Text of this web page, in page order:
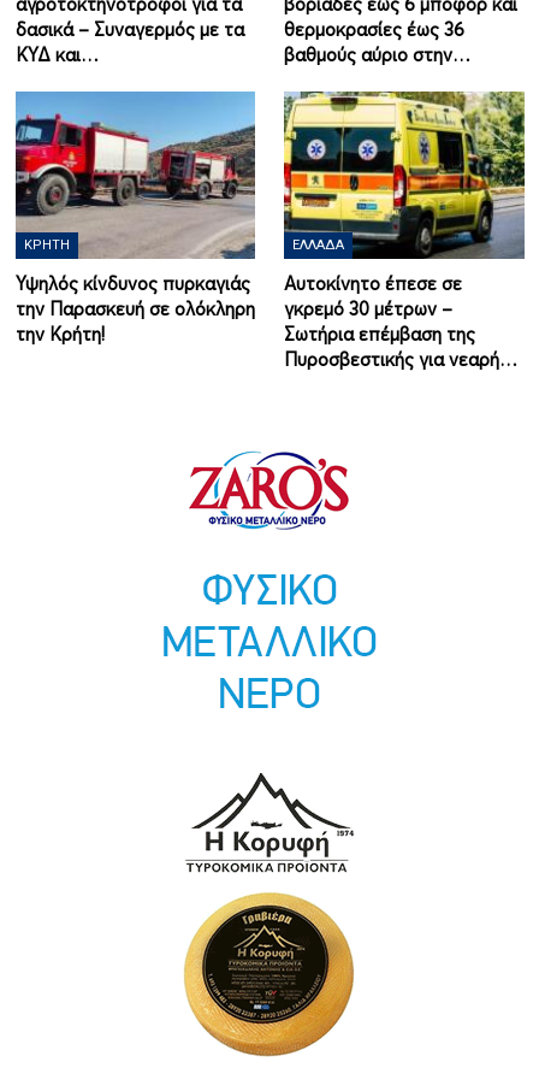
δασικά – Συναγερμός με τα
ΚΥΔ και…
θερμοκρασίες έως 36
βαθμούς αύριο στην…
ΚΡΉΤΗ
Υψηλός κίνδυνος πυρκαγιάς
την Παρασκευή σε ολόκληρη
την Κρήτη!
ΕΛΛΆΔΑ
Αυτοκίνητο έπεσε σε
γκρεμό 30 μέτρων –
Σωτήρια επέμβαση της
Πυροσβεστικής για νεαρή…